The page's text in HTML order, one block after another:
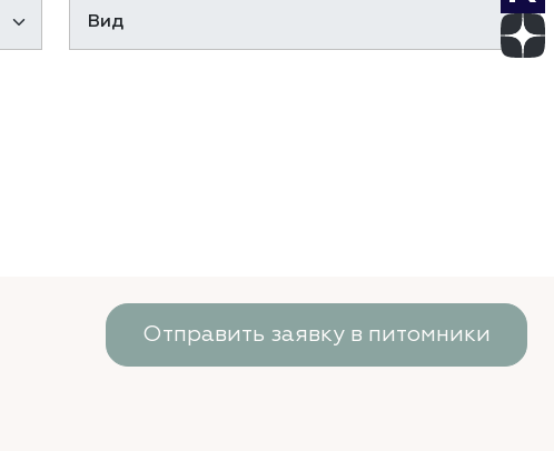
Отправить заявку в питомники